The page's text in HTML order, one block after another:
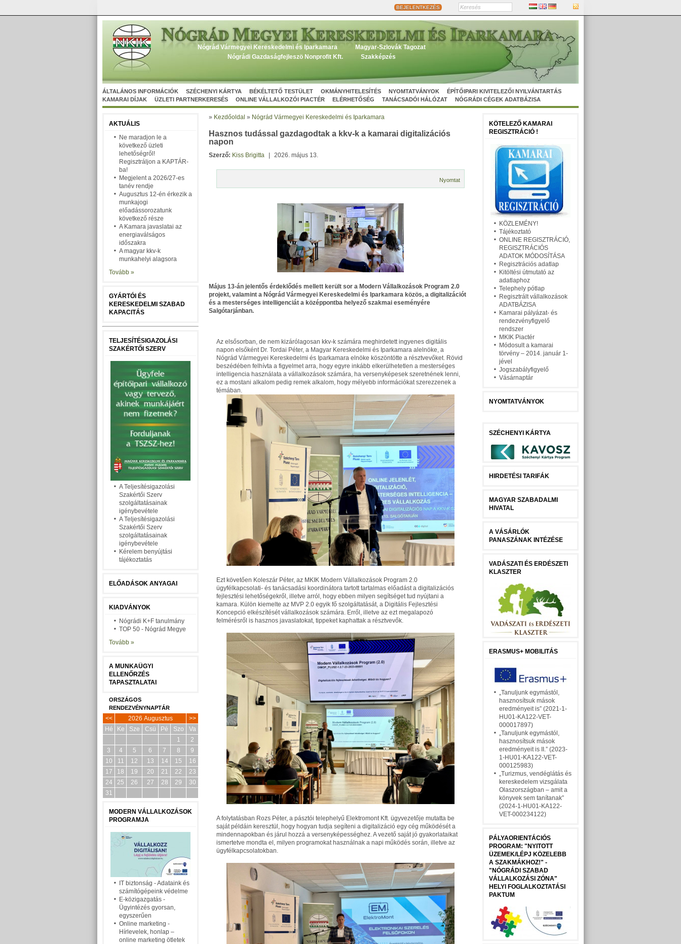
BEJELENTKEZÉS
Nógrád Vármegyei Kereskedelmi és Iparkamara
Magyar-Szlovák Tagozat
Nógrádi Gazdaságfejleszö Nonprofit Kft.
Szakképzés
ÁLTALÁNOS INFORMÁCIÓK SZÉCHENYI KÁRTYA BÉKÉLTETŐ TESTÜLET OKMÁNYHITELESÍTÉS NYOMTATVÁNYOK
ÉPÍTŐIPARI KIVITELEZŐI NYILVÁNTARTÁS
KAMARAI DÍJAK
ÜZLETI PARTNERKERESÉS ONLINE VÁLLALKOZÓI PIACTÉR ELÉRHETŐSÉG TANÁCSADÓI HÁLÓZAT NÓGRÁDI CÉGEK ADATBÁZISA
AKTUÁLIS
Ne maradjon le a
következő üzleti
lehetőségről!
Regisztráljon a KAPTÁR-
ba!
Megjelent a 2026/27-es
tanév rendje
Augusztus 12-én érkezik a
munkajogi
előadássorozatunk
következő része
A Kamara javaslatai az
energiaválságos
időszakra
A magyar kkv-k
munkahelyi alagsora
Tovább »
GYÁRTÓI ÉS
KERESKEDELMI SZABAD
KAPACITÁS
TELJESÍTÉSIGAZOLÁSI
SZAKÉRTŐI SZERV
A Teljesítésigazolási
Szakértői Szerv
szolgáltatásainak
igénybevétele
A Teljesítésigazolási
Szakértői Szerv
szolgáltatásainak
igénybevétele
Kérelem benyújtási
tájékoztatás
ELŐADÁSOK ANYAGAI
KIADVÁNYOK
Nógrádi K+F tanulmány
TOP 50 - Nógrád Megye
Tovább »
A MUNKAÜGYI
ELLENŐRZÉS
TAPASZTALATAI
ORSZÁGOS
RENDEZVÉNYNAPTÁR
<< 2026 Augusztus
>>
Hé
Ke Sze Csü Pé Szo
Va
1
2
3
4 5 6 7 8
9
10
11 12 13 14 15
16
17
18 19 20 21 22
23
24
25 26 27 28 29
30
31
MODERN VÁLLALKOZÁSOK
PROGRAMJA
IT biztonság - Adataink és
számítógépeink védelme
E-közigazgatás -
Ügyintézés gyorsan,
egyszerűen
Online marketing -
Hírlevelek, honlap –
online marketing ötletek
» Kezdőoldal » Nógrád Vármegyei Kereskedelmi és Iparkamara
Hasznos tudással gazdagodtak a kkv-k a kamarai digitalizációs
napon
Szerző: Kiss Brigitta 2026. május 13.
Nyomtat
Május 13-án jelentős érdeklődés mellett került sor a Modern Vállalkozások Program 2.0
projekt, valamint a Nógrád Vármegyei Kereskedelmi és Iparkamara közös, a digitalizációt
és a mesterséges intelligenciát a középpontba helyező szakmai eseményére
Salgótarjánban.
Az elsősorban, de nem kizárólagosan kkv-k számára meghirdetett ingyenes digitális
napon elsőként Dr. Tordai Péter, a Magyar Kereskedelmi és Iparkamara alelnöke, a
Nógrád Vármegyei Kereskedelmi és Iparkamara elnöke köszöntötte a résztvevőket. Rövid
beszédében felhívta a figyelmet arra, hogy egyre inkább elkerülhetetlen a mesterséges
intelligencia használata a vállalkozások számára, ha versenyképesek szeretnének lenni,
ez a mostani alkalom pedig remek alkalom, hogy mélyebb információkat szerezzenek a
témában.
Ezt követően Koleszár Péter, az MKIK Modern Vállalkozások Program 2.0
ügyfélkapcsolati- és tanácsadási koordinátora tartott tartalmas előadást a digitalizációs
fejlesztési lehetőségekről, illetve arról, hogy ebben milyen segítséget tud nyújtani a
kamara. Külön kiemelte az MVP 2.0 egyik fő szolgáltatását, a Digitális Fejlesztési
Koncepció elkészítését vállalkozások számára. Erről, illetve az ezt megalapozó
felmérésről is hasznos javaslatokat, tippeket kaphattak a résztvevők.
A folytatásban Rozs Péter, a pásztói telephelyű Elektromont Kft. ügyvezetője mutatta be
saját példáin keresztül, hogy hogyan tudja segíteni a digitalizáció egy cég működését a
mindennapokban és járul hozzá a versenyképességhez. A vezető saját jó gyakorlataikat
ismertetve mondta el, milyen programokat használnak a napi működés során, illetve az
ügyfélkapcsolatokban.
KÖTELEZŐ KAMARAI
REGISZTRÁCIÓ !
KÖZLEMÉNY!
Tájékoztató
ONLINE REGISZTRÁCIÓ,
REGISZTRÁCIÓS
ADATOK MÓDOSÍTÁSA
Regisztrációs adatlap
Kitöltési útmutató az
adatlaphoz
Telephely pótlap
Regisztrált vállalkozások
ADATBÁZISA
Kamarai pályázat- és
rendezvényfigyelő
rendszer
MKIK Piactér
Módosult a kamarai
törvény – 2014. január 1-
jével
Jogszabályfigyelő
Vásárnaptár
NYOMTATVÁNYOK
SZÉCHENYI KÁRTYA
HIRDETÉSI TARIFÁK
MAGYAR SZABADALMI
HIVATAL
A VÁSÁRLÓK
PANASZÁNAK INTÉZÉSE
VADÁSZATI ÉS ERDÉSZETI
KLASZTER
ERASMUS+ MOBILITÁS
„Tanuljunk egymástól,
hasznosítsuk mások
eredményeit is” (2021-1-
HU01-KA122-VET-
000017897)
„Tanuljunk egymástól,
hasznosítsuk mások
eredményeit is II.” (2023-
1-HU01-KA122-VET-
000125983)
„Turizmus, vendéglátás és
kereskedelem vizsgálata
Olaszországban – amit a
könyvek sem tanítanak”
(2024-1-HU01-KA122-
VET-000234122)
PÁLYAORIENTÁCIÓS
PROGRAM: "NYITOTT
ÜZEMEK/LÉPJ KÖZELEBB
A SZAKMÁKHOZ!" -
"NÓGRÁDI SZABAD
VÁLLALKOZÁSI ZÓNA"
HELYI FOGLALKOZTATÁSI
PAKTUM